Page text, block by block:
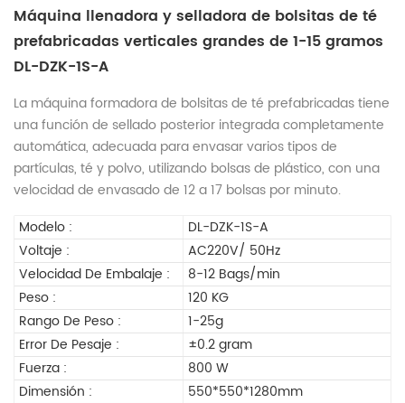
Máquina llenadora y selladora de bolsitas de té
prefabricadas verticales grandes de 1-15 gramos
DL-DZK-1S-A
La máquina formadora de bolsitas de té prefabricadas tiene
una función de sellado posterior integrada completamente
automática, adecuada para envasar varios tipos de
partículas, té y polvo, utilizando bolsas de plástico, con una
velocidad de envasado de 12 a 17 bolsas por minuto.
Modelo :
DL-DZK-1S-A
Voltaje :
AC220V/ 50Hz
Velocidad De Embalaje :
8-12 Bags/min
Peso :
120 KG
Rango De Peso :
1-25g
Error De Pesaje :
±0.2 gram
Fuerza :
800 W
Dimensión :
550*550*1280mm